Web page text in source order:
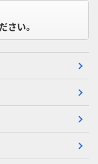
さい。